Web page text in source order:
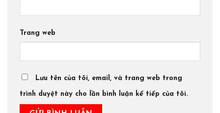
Trang web
Lưu tên của tôi, email, và trang web trong
trình duyệt này cho lần bình luận kế tiếp của tôi.